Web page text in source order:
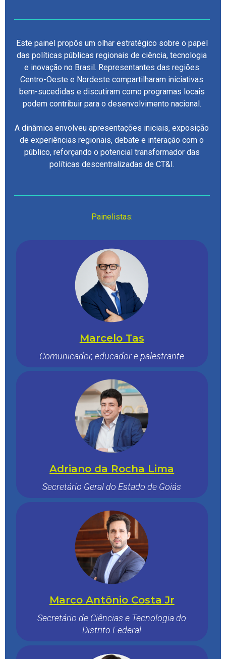
Este painel propôs um olhar estratégico sobre o papel
das políticas públicas regionais de ciência, tecnologia
e inovação no Brasil. Representantes das regiões
Centro-Oeste e Nordeste compartilharam iniciativas
bem-sucedidas e discutiram como programas locais
podem contribuir para o desenvolvimento nacional.
A dinâmica envolveu apresentações iniciais, exposição
de experiências regionais, debate e interação com o
público, reforçando o potencial transformador das
políticas descentralizadas de CT&I.
Painelistas:
Marcelo Tas
Comunicador, educador e palestrante
Adriano da Rocha Lima
Secretário Geral do Estado de Goiás
Marco Antônio Costa Jr
Secretário de Ciências e Tecnologia do
Distrito Federal